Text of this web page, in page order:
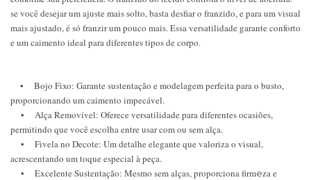
se você desejar um ajuste mais solto, basta desfiar o franzido, e para um visual
mais ajustado, é só franzir um pouco mais. Essa versatilidade garante conforto
e um caimento ideal para diferentes tipos de corpo.
• Bojo Fixo: Garante sustentação e modelagem perfeita para o busto,
proporcionando um caimento impecável.
• Alça Removível: Oferece versatilidade para diferentes ocasiões,
permitindo que você escolha entre usar com ou sem alça.
• Fivela no Decote: Um detalhe elegante que valoriza o visual,
acrescentando um toque especial à peça.
• Excelente Sustentação: Mesmo sem alças, proporciona firmeza e